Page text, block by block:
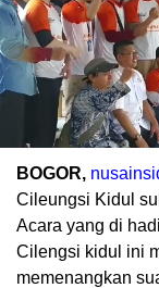
BOGOR,
Cileungsi Kidul
Acara yang di
Cilengsi kidul ini
memenangkan